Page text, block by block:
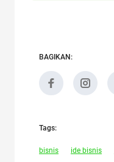
BAGIKAN:
Tags:
bisnis ide bisnis